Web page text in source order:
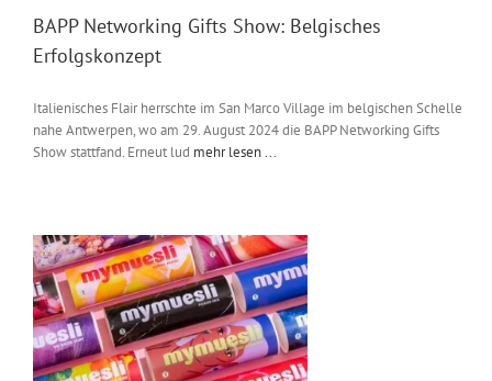
BAPP Networking Gifts Show: Belgisches
Erfolgskonzept
Italienisches Flair herrschte im San Marco Village im belgischen Schelle
nahe Antwerpen, wo am 29. August 2024 die BAPP Networking Gifts
Show stattfand. Erneut lud mehr lesen ...